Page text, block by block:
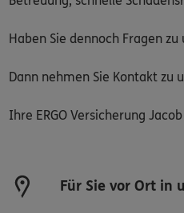
Haben Sie dennoch Fragen
Dann nehmen Sie Kontakt zu
Ihre ERGO Versicherung
Für Sie vor Ort in